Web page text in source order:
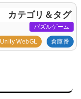
カテゴリ＆タグ
パズルゲーム
Unity WebGL 倉庫番